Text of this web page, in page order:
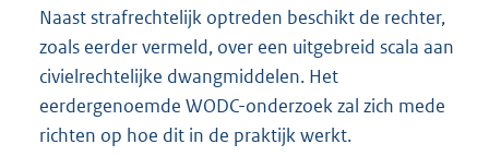
Naast strafrechtelijk optreden beschikt de rechter,
zoals eerder vermeld, over een uitgebreid scala aan
civielrechtelijke dwangmiddelen. Het
eerdergenoemde WODC-onderzoek zal zich mede
richten op hoe dit in de praktijk werkt.